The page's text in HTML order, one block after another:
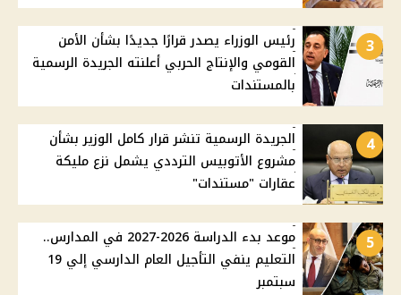
3
رئيس الوزراء يصدر قرارًا جديدًا بشأن الأمن
القومي والإنتاج الحربي أعلنته الجريدة الرسمية
بالمستندات
4
الجريدة الرسمية تنشر قرار كامل الوزير بشأن
مشروع الأتوبيس الترددي يشمل نزع مليكة
عقارات "مستندات"
5
موعد بدء الدراسة 2026-2027 في المدارس..
التعليم ينفي التأجيل العام الدارسي إلي 19
سبتمبر